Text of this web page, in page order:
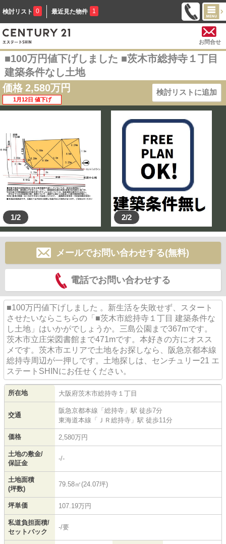
検討リスト 0 最近見た物件 1
お問合せ
■100万円値下げしました ■茨木市総持寺１丁目
建築条件なし土地
価格 2,580万円
1月12日 値下げ
検討リストに追加
1/2 2/2
メールでお問い合わせする(無料)
電話でお問い合わせする
■100万円値下げしました 。新生活を失敗せず、スタート
させたいならこちらの「■茨木市総持寺１丁目 建築条件な
し土地」はいかがでしょうか。三島公園まで367mです。
茨木市立庄栄図書館まで471mです。本好きの方にオスス
メです。茨木市エリアで土地をお探しなら、阪急京都本線
総持寺周辺が一押しです。土地探しは、センチュリー21 エ
ステートSHINにお任せください。
所在地 大阪府茨木市総持寺 １丁目
交通
阪急京都本線 「 総持寺 」駅 徒歩7分
東海道本線 「 ＪＲ総持寺 」駅 徒歩11分
価格 2,580万円
土地の敷金/
保証金
-/-
土地面積
(坪数)
79.58㎡(24.07坪)
坪単価 107.19万円
私道負担面積/
セットバック
-/要